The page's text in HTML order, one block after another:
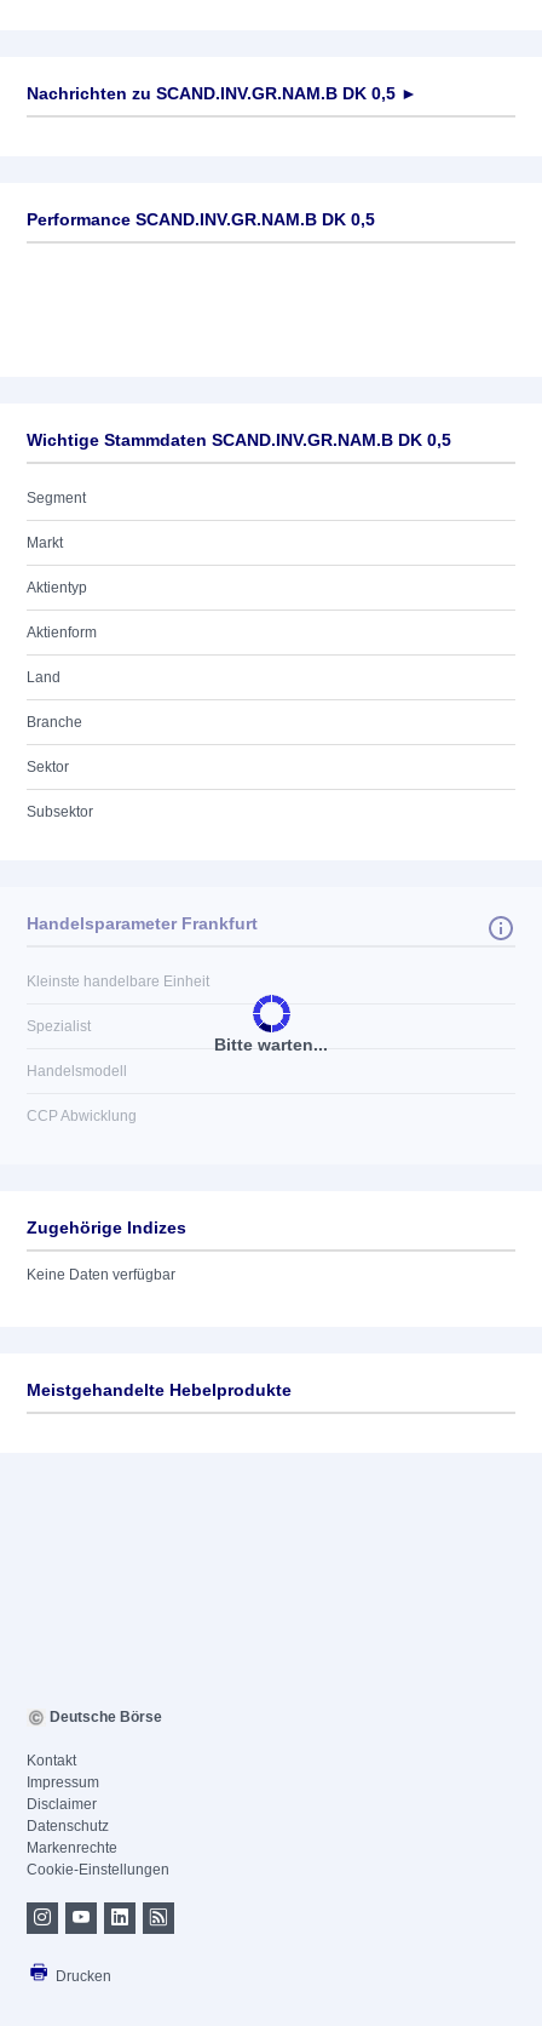
Nachrichten zu SCAND.INV.GR.NAM.B DK 0,5 ►
Performance SCAND.INV.GR.NAM.B DK 0,5
Wichtige Stammdaten SCAND.INV.GR.NAM.B DK 0,5
Segment
Markt
Aktientyp
Aktienform
Land
Branche
Sektor
Subsektor
Bitte warten...
Handelsparameter Frankfurt
Kleinste handelbare Einheit
Spezialist
Handelsmodell
CCP Abwicklung
Zugehörige Indizes
Keine Daten verfügbar
Meistgehandelte Hebelprodukte
Deutsche Börse
Kontakt
Impressum
Disclaimer
Datenschutz
Markenrechte
Cookie-Einstellungen
Drucken